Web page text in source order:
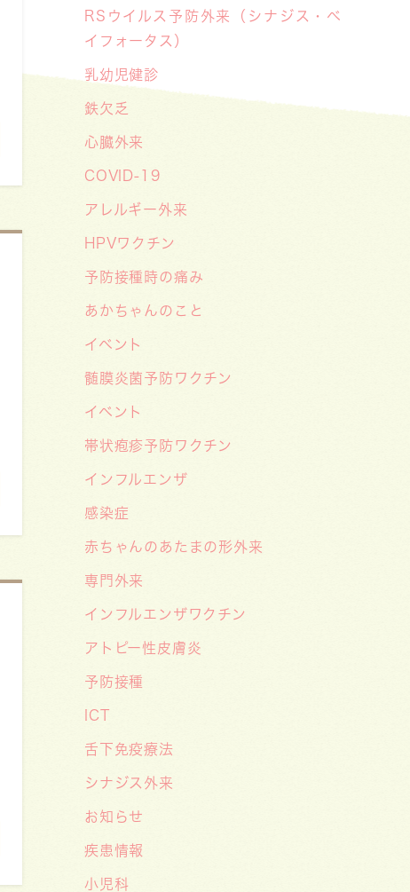
しか）対策事業」が始まっています
〜赤ちゃんやこどもたちをはしかか
ら守ろう！〜
2026/07/07
知らせ🌞
2026/06/15
【メディア・取材】学研の子育て応
援サイト「こそだてまっぷ」に大熊
【開院7周年のご挨拶】診察室を飛
び出し、地域とともに子どもの未来
を創るクリニックへ――「武蔵小杉
戦
2026/05/08
【メディア・取材】４月１０日発売
「子供の科学」５月号の「なぜ？な
ゴールデンウィーク（GW）の処方
薬受け取りに関する重要なお願い〜
処方箋の有効期限は当日を含めて
RSウイルス予防外来（シナジス・ベ
イフォータス）
乳幼児健診
鉄欠乏
心臓外来
COVID-19
アレルギー外来
HPVワクチン
予防接種時の痛み
あかちゃんのこと
イベント
髄膜炎菌予防ワクチン
イベント
帯状疱疹予防ワクチン
インフルエンザ
感染症
赤ちゃんのあたまの形外来
専門外来
インフルエンザワクチン
アトピー性皮膚炎
予防接種
ICT
舌下免疫療法
シナジス外来
お知らせ
疾患情報
小児科